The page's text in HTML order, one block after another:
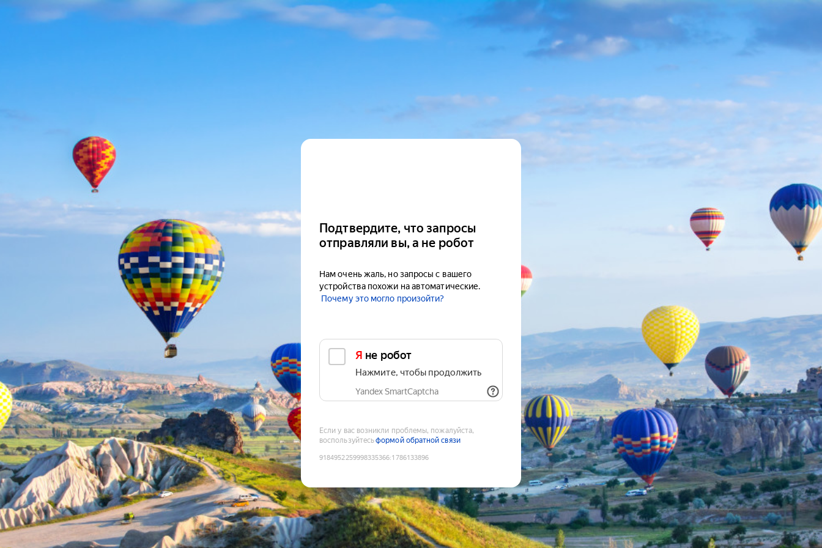
Подтвердите, что запросы
отправляли вы, а не робот
Нам очень жаль, но запросы с вашего
устройства похожи на автоматические.
Почему это могло произойти?
Я не робот
Нажмите, чтобы продолжить
Yandex SmartCaptcha
Если у вас возникли проблемы, пожалуйста,
воспользуйтесьформой обратной связи
9184952259998335366:1786133896